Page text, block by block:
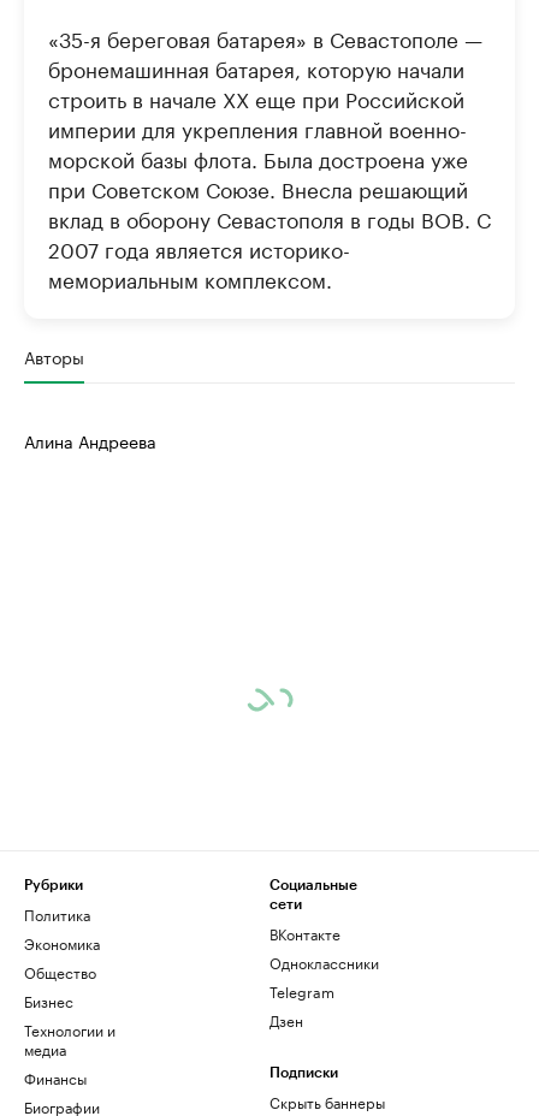
«35-я береговая батарея» в Севастополе —
бронемашинная батарея, которую начали
строить в начале XX еще при Российской
империи для укрепления главной военно-
морской базы флота. Была достроена уже
при Советском Союзе. Внесла решающий
вклад в оборону Севастополя в годы ВОВ. С
2007 года является историко-
мемориальным комплексом.
Авторы
Алина Андреева
Рубрики
Политика
Экономика
Общество
Бизнес
Технологии и
медиа
Финансы
Биографии
Социальные
сети
ВКонтакте
Одноклассники
Telegram
Дзен
Подписки
Скрыть баннеры